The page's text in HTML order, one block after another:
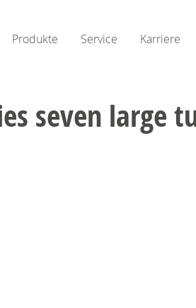
Produkte Service Karriere
seven large